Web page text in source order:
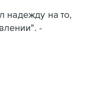
надежду на то,
-